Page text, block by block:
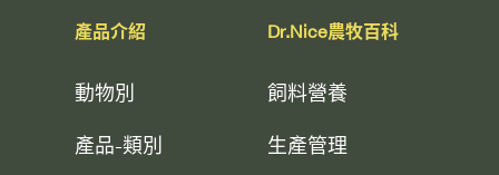
產品介紹
動物別
產品-類別
Dr.Nice農牧百科
飼料營養
生產管理